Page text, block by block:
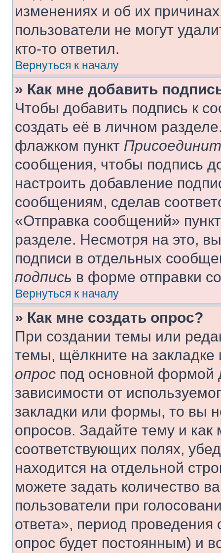
изменениях и об их
пользователи не могут
кто-то ответил.
Вернуться к началу
» Как мне добавить
Чтобы добавить подпись к
создать её в личном
флажком пункт
сообщения, чтобы подпись
настроить добавление
сообщениям, сделав
«Отправка сообщений»
разделе. Несмотря на это,
подписи в отдельных
подпись в форме отправки
Вернуться к началу
» Как мне создать опрос?
При создании темы или
темы, щёлкните на
опрос под основной формой
зависимости от
закладки или формы, то вы
опросов. Задайте тему и
соответствующих полях,
находится на отдельной
можете задать количество
пользователи при
ответа», период проведения
опрос будет постоянным) и